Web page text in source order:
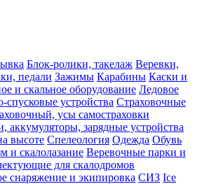
Блок-ролики, такелаж Веревки,
педали Зажимы Карабины Каски и
и скальное оборудование Ледовое
спусковые устройства Страховочные
усы самостраховки
аккумуляторы, зарядные устройства
высоте Спелеология Одежда Обувь
и скалолазание Веревочные парки и
для скалодромов
снаряжение и экипировка СИЗ Ice